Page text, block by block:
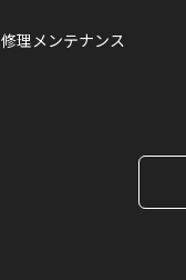
修理メンテナンス